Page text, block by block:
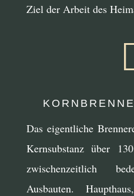
Ziel der Arbeit des
Das eigentliche
Kernsubstanz über
zwischenzeitlich
Ausbauten.